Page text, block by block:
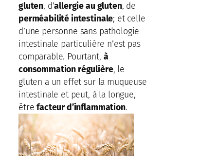
gluten, d’allergie au gluten, de
perméabilité intestinale; et celle
d’une personne sans pathologie
intestinale particulière n’est pas
comparable. Pourtant, à
consommation régulière, le
gluten a un effet sur la muqueuse
intestinale et peut, à la longue,
êtrefacteur d’inflammation.